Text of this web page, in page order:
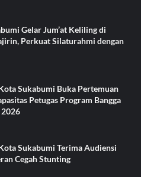
Gelar Jum’at Keliling di
Perkuat Silaturahmi dengan
Sukabumi Buka Pertemuan
Petugas Program Bangga
2026
Sukabumi Terima Audiensi
Cegah Stunting